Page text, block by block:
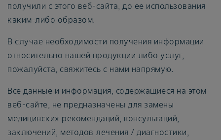
получили с этого веб-сайта, до ее использования
каким-либо образом.
В случае необходимости получения информации
относительно нашей продукции либо услуг,
пожалуйста, свяжитесь с нами напрямую.
Все данные и информация, содержащиеся на этом
веб-сайте, не предназначены для замены
медицинских рекомендаций, консультаций,
заключений, методов лечения / диагностики,